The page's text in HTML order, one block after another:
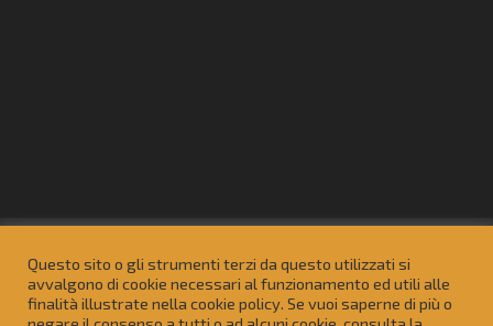
Sviluppo siti web
Consulenza informatica per le PMI
Contatti
Questo sito o gli strumenti terzi da questo utilizzati si
avvalgono di cookie necessari al funzionamento ed utili alle
finalità illustrate nella cookie policy. Se vuoi saperne di più o